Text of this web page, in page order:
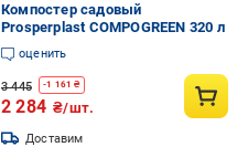
Компостер садовый
Prosperplast COMPOGREEN 320 л
оценить
3 445 -1 161 ₴
2 284 ₴/шт.
Доставим